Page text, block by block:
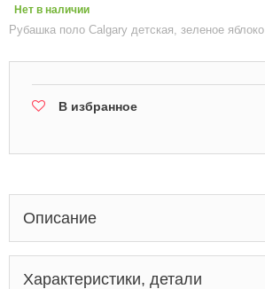
Нет в наличии
Рубашка поло Calgary детская, зеленое яблоко
В избранное
Описание
Характеристики, детали